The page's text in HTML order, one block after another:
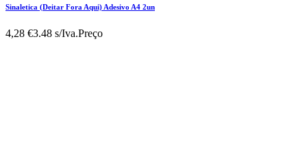
Sinaletica (Deitar Fora Aqui) Adesivo A4 2un
4,28 €3.48 s/Iva.Preço